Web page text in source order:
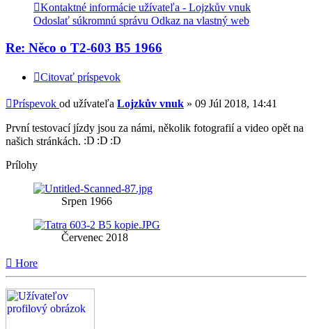
Kontaktné informácie užívateľa - Lojzkův vnuk
Odoslať súkromnú správu Odkaz na vlastný web
Re: Něco o T2-603 B5 1966
Citovať príspevok
Príspevok od užívateľa Lojzkův vnuk » 09 Júl 2018, 14:41
První testovací jízdy jsou za námi, několik fotografií a video opět na
našich stránkách.
Prílohy
Srpen 1966
Červenec 2018
Hore